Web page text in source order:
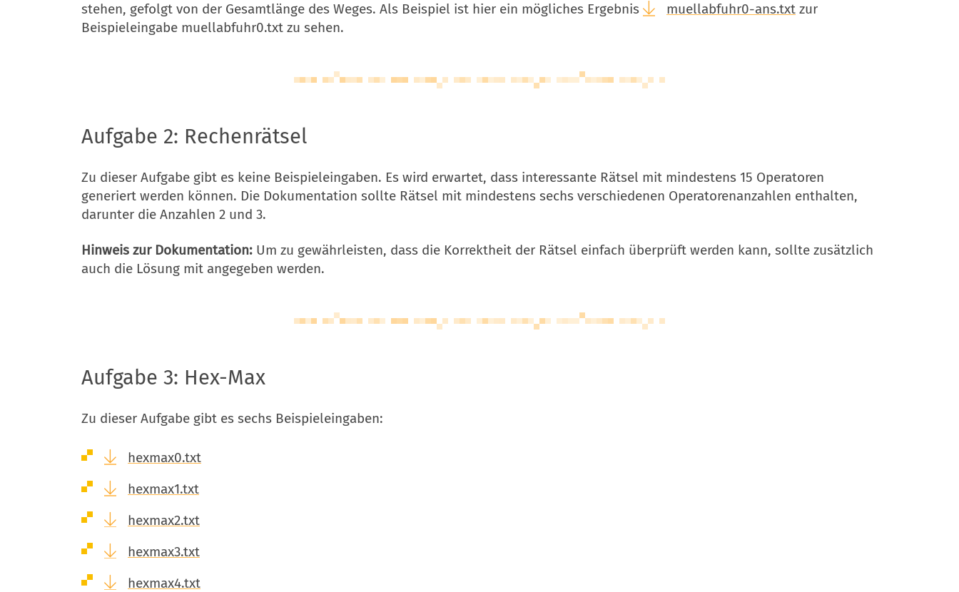
stehen, gefolgt von der Gesamtlänge des Weges. Als Beispiel ist hier ein mögliches Ergebnis
muellabfuhr0-ans.txt zur
Beispieleingabe muellabfuhr0.txt zu sehen.
Aufgabe 2: Rechenrätsel
Zu dieser Aufgabe gibt es keine Beispieleingaben. Es wird erwartet, dass interessante Rätsel mit mindestens 15 Operatoren
generiert werden können. Die Dokumentation sollte Rätsel mit mindestens sechs verschiedenen Operatorenanzahlen enthalten,
darunter die Anzahlen 2 und 3.
Hinweis zur Dokumentation: Um zu gewährleisten, dass die Korrektheit der Rätsel einfach überprüft werden kann, sollte zusätzlich
auch die Lösung mit angegeben werden.
Aufgabe 3: Hex-Max
Zu dieser Aufgabe gibt es sechs Beispieleingaben:
hexmax0.txt
hexmax1.txt
hexmax2.txt
hexmax3.txt
hexmax4.txt